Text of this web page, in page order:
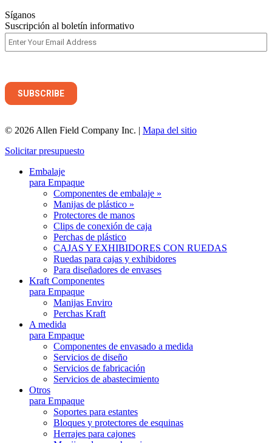
Síganos
Suscripción al boletín informativo
© 2026 Allen Field Company Inc. | Mapa del sitio
Solicitar presupuesto
Embalaje
para Empaque
Componentes de embalaje »
Manijas de plástico »
Protectores de manos
Clips de conexión de caja
Perchas de plástico
CAJAS Y EXHIBIDORES CON RUEDAS
Ruedas para cajas y exhibidores
Para diseñadores de envases
Kraft Componentes
para Empaque
Manijas Enviro
Perchas Kraft
A medida
para Empaque
Componentes de envasado a medida
Servicios de diseño
Servicios de fabricación
Servicios de abastecimiento
Otros
para Empaque
Soportes para estantes
Bloques y protectores de esquinas
Herrajes para cajones